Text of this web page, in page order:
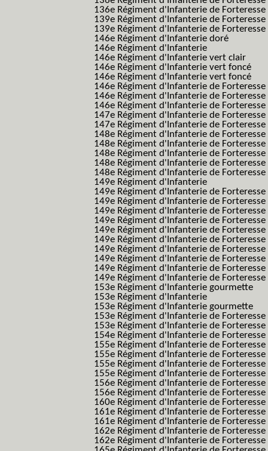
136e Régiment d'Infanterie de
139e Régiment d'Infanterie de
139e Régiment d'Infanterie de
146e Régiment d'Infanterie doré
146e Régiment d'Infanterie
146e Régiment d'Infanterie vert clair
146e Régiment d'Infanterie vert foncé
146e Régiment d'Infanterie vert foncé
146e Régiment d'Infanterie de
146e Régiment d'Infanterie de
146e Régiment d'Infanterie de
147e Régiment d'Infanterie de Forteresse
147e Régiment d'Infanterie de Forteresse
148e Régiment d'Infanterie de Forteresse
148e Régiment d'Infanterie de Forteresse
148e Régiment d'Infanterie de Forteresse
148e Régiment d'Infanterie de Forteresse
148e Régiment d'Infanterie de Forteresse
149e Régiment d'Infanterie
149e Régiment d'Infanterie de
149e Régiment d'Infanterie de
149e Régiment d'Infanterie de
149e Régiment d'Infanterie de
149e Régiment d'Infanterie de
149e Régiment d'Infanterie de
149e Régiment d'Infanterie de
149e Régiment d'Infanterie de
149e Régiment d'Infanterie de
149e Régiment d'Infanterie de
153e Régiment d'Infanterie gourmette
153e Régiment d'Infanterie
153e Régiment d'Infanterie gourmette
153e Régiment d'Infanterie de
153e Régiment d'Infanterie de
154e Régiment d'Infanterie de Forteresse
155e Régiment d'Infanterie de
155e Régiment d'Infanterie de
155e Régiment d'Infanterie de
155e Régiment d'Infanterie de
156e Régiment d'Infanterie de Forteresse
156e Régiment d'Infanterie de
160e Régiment d'Infanterie de
161e Régiment d'Infanterie de Forteresse
161e Régiment d'Infanterie de
162e Régiment d'Infanterie de Forteresse
162e Régiment d'Infanterie de